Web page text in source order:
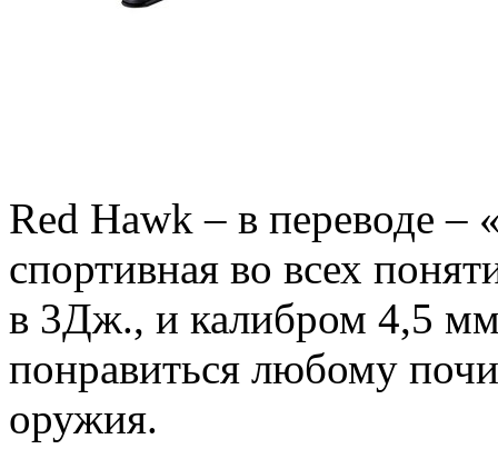
Red Hawk – в переводе –
спортивная во всех
в 3Дж., и калибром 4,5
понравиться любому
оружия.